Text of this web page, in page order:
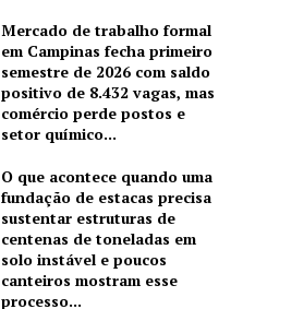
Mercado de trabalho formal
em Campinas fecha primeiro
semestre de 2026 com saldo
positivo de 8.432 vagas, mas
comércio perde postos e
setor químico...
O que acontece quando uma
fundação de estacas precisa
sustentar estruturas de
centenas de toneladas em
solo instável e poucos
canteiros mostram esse
processo...